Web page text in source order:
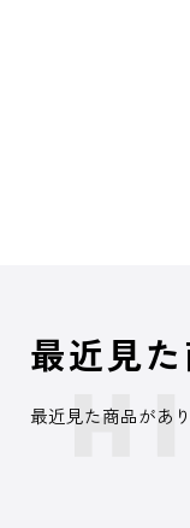
最近見
最近見た商品があり